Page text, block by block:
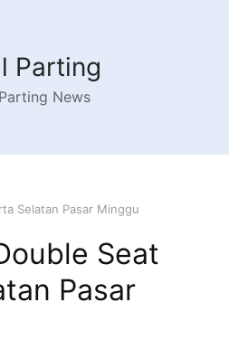
Parting
News
Selatan Pasar Minggu
Seat
Pasar